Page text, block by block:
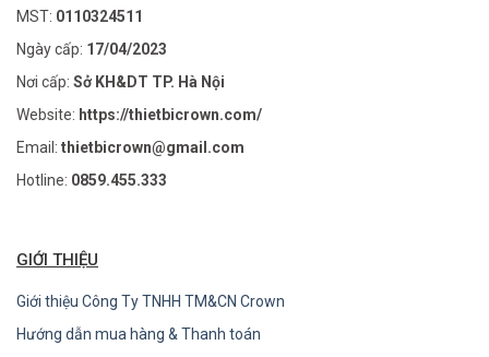
MST: 0110324511
Ngày cấp: 17/04/2023
Nơi cấp: Sở KH&DT TP. Hà Nội
Website: https://thietbicrown.com/
Email: thietbicrown@gmail.com
Hotline: 0859.455.333
GIỚI THIỆU
Giới thiệu Công Ty TNHH TM&CN Crown
Hướng dẫn mua hàng & Thanh toán